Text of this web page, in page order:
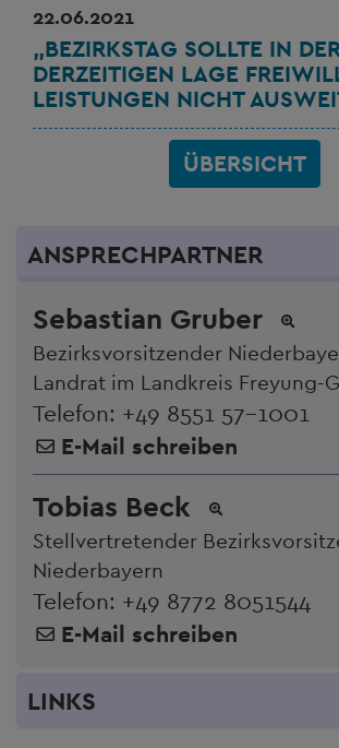
22.06.2021
„BEZIRKSTAG SOLLTE IN
DERZEITIGEN LAGE
LEISTUNGEN NICHT
ÜBERSICHT
ANSPRECHPARTNER
Sebastian Gruber
Bezirksvorsitzender
Landrat im Landkreis Freyung-
Telefon: +49 8551 57-1001
E-Mail schreiben
Tobias Beck
Stellvertretender
Niederbayern
Telefon: +49 8772 8051544
E-Mail schreiben
LINKS